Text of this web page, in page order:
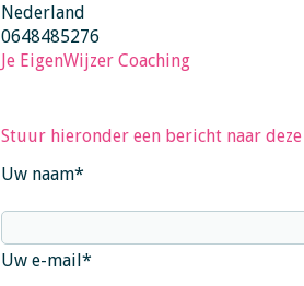
Nederland
0648485276
Je EigenWijzer Coaching
Stuur hieronder een bericht naar
Uw naam*
Uw e-mail*